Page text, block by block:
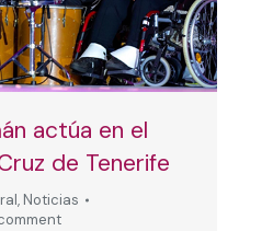
actúa en el
de Tenerife
, Noticias